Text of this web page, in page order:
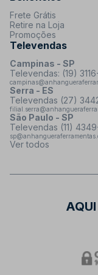
Frete Grátis
Retire na Loja
Promoções
Televendas
Campinas - SP
Televendas: (19)
Serra - ES
Televendas (27)
São Paulo - SP
Televendas (11)
Ver todos